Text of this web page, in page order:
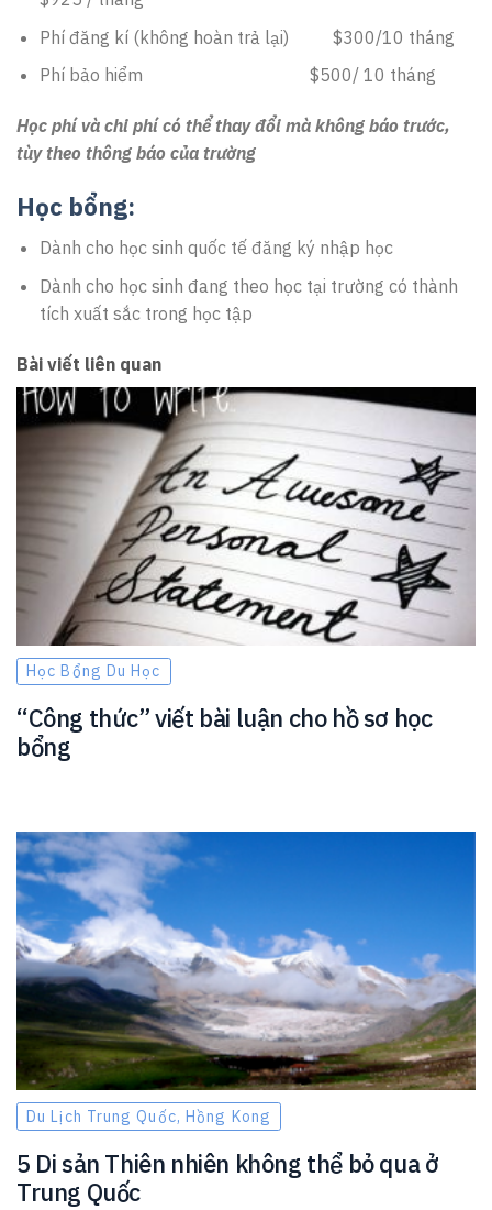
Phí đăng kí (không hoàn trả lại) $300/10 tháng
Phí bảo hiểm $500/ 10 tháng
Học phí và chi phí có thể thay đổi mà không báo trước,
tùy theo thông báo của trường
Học bổng:
Dành cho học sinh quốc tế đăng ký nhập học
Dành cho học sinh đang theo học tại trường có thành
tích xuất sắc trong học tập
Bài viết liên quan
Học Bổng Du Học
“Công thức” viết bài luận cho hồ sơ học
bổng
Du Lịch Trung Quốc, Hồng Kong
5 Di sản Thiên nhiên không thể bỏ qua ở
Trung Quốc